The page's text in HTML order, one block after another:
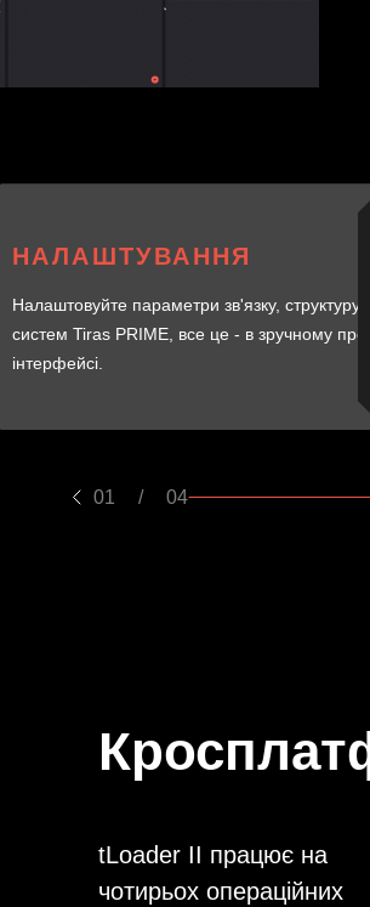
НАЛАШТУВАННЯ
Налаштовуйте параметри зв'язку, структуру
систем Tiras PRIME, все це - в зручному
інтерфейсі.
01 / 04
tLoader II працює на
чотирьох операційних